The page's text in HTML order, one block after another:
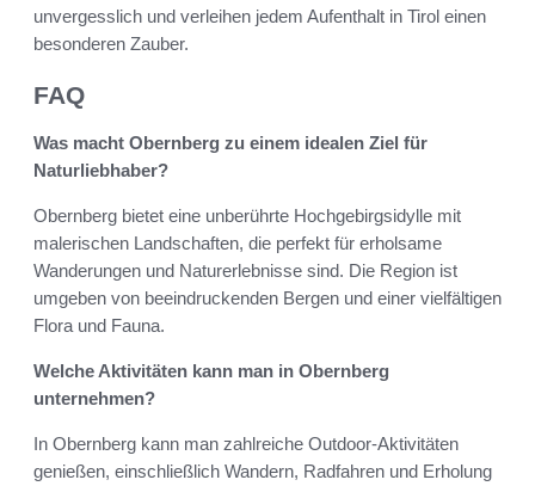
unvergesslich und verleihen jedem Aufenthalt in Tirol einen
besonderen Zauber.
FAQ
Was macht Obernberg zu einem idealen Ziel für
Naturliebhaber?
Obernberg bietet eine unberührte Hochgebirgsidylle mit
malerischen Landschaften, die perfekt für erholsame
Wanderungen und Naturerlebnisse sind. Die Region ist
umgeben von beeindruckenden Bergen und einer vielfältigen
Flora und Fauna.
Welche Aktivitäten kann man in Obernberg
unternehmen?
In Obernberg kann man zahlreiche Outdoor-Aktivitäten
genießen, einschließlich Wandern, Radfahren und Erholung